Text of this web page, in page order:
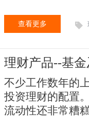
有接待人员，而
扇门写着“自雇人
另一扇门上写着“
元，所以他就走
上写着“每年存
2000美元以下的
了2000美元以下
查看更多
理财产品--基
不少工作数年的
投资理财的配置
流动性还非常糟